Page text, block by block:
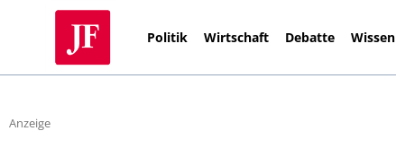
Politik Wirtschaft Debatte Wissen
Anzeige